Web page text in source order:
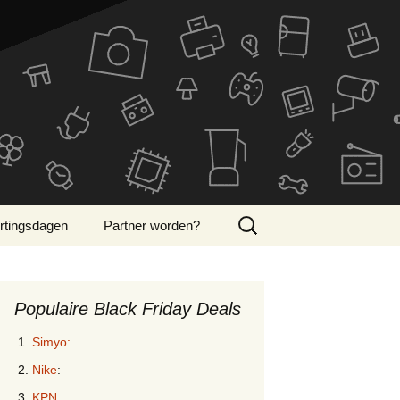
Partner worden?
Zoeken
naar:
Populaire Black Friday Deals
Simyo:
Nike: